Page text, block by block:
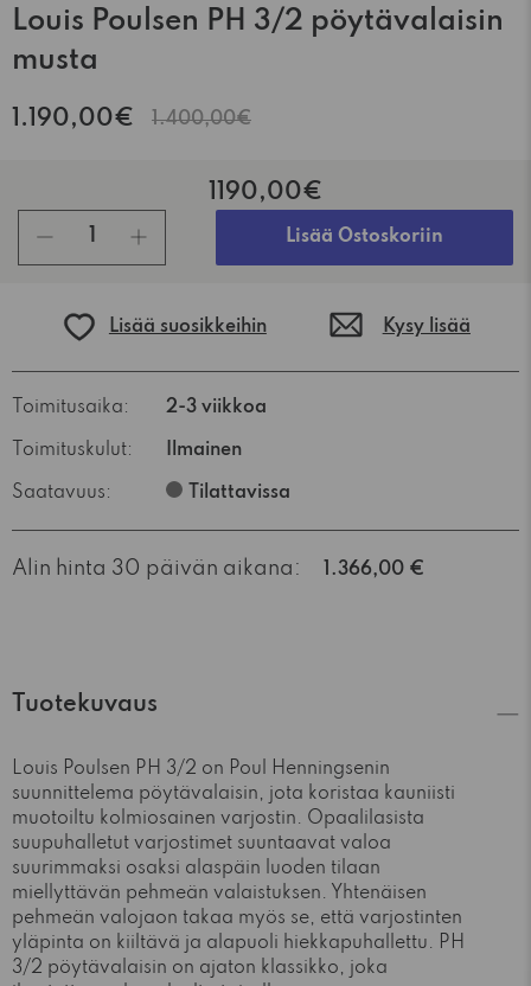
Louis Poulsen PH 3/2 pöytävalaisin
musta
1.190,00€ 1.400,00€
1190,00€
Lisää Ostoskoriin
Lisää suosikkeihin Kysy lisää
Toimitusaika: 2-3 viikkoa
Toimituskulut: Ilmainen
Saatavuus: Tilattavissa
Alin hinta 30 päivän aikana: 1.366,00 €
Tuotekuvaus
Louis Poulsen PH 3/2 on Poul Henningsenin
suunnittelema pöytävalaisin, jota koristaa kauniisti
muotoiltu kolmiosainen varjostin. Opaalilasista
suupuhalletut varjostimet suuntaavat valoa
suurimmaksi osaksi alaspäin luoden tilaan
miellyttävän pehmeän valaistuksen. Yhtenäisen
pehmeän valojaon takaa myös se, että varjostinten
yläpinta on kiiltävä ja alapuoli hiekkapuhallettu. PH
3/2 pöytävalaisin on ajaton klassikko, joka